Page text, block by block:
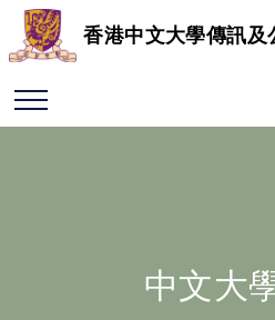
香港中文大學傳訊及
中文大